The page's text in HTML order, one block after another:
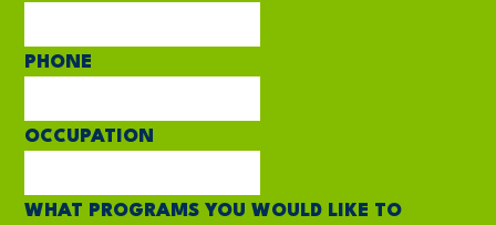
PHONE
OCCUPATION
WHAT PROGRAMS YOU WOULD LIKE TO